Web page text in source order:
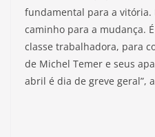
fundamental para a vitória.
caminho para a mudança.
classe trabalhadora, para
de Michel Temer e seus
abril é dia de greve geral”,